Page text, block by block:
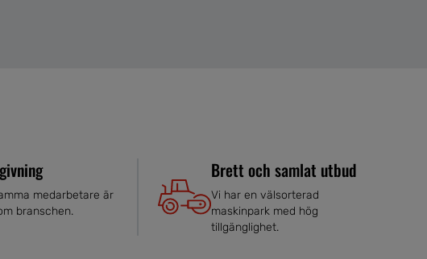
medarbetare är
branschen.
Brett och samlat utbud
Vi har en välsorterad
maskinpark med hög
tillgänglighet.